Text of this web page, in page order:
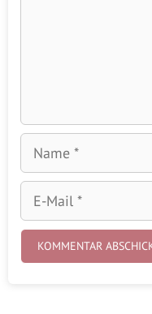
Name
Mail